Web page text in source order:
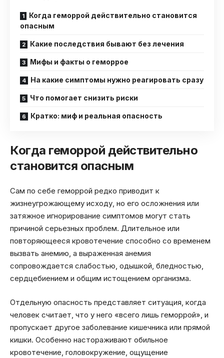
Когда геморрой действительно становится
опасным
Какие последствия бывают без лечения
Мифы и факты о геморрое
На какие симптомы нужно реагировать сразу
Что помогает снизить риски
Кратко: миф и реальная опасность
Когда геморрой действительно
становится опасным
Сам по себе геморрой редко приводит к
жизнеугрожающему исходу, но его осложнения или
затяжное игнорирование симптомов могут стать
причиной серьезных проблем. Длительное или
повторяющееся кровотечение способно со временем
вызвать анемию, а выраженная анемия
сопровождается слабостью, одышкой, бледностью,
сердцебиением и общим истощением организма.
Отдельную опасность представляет ситуация, когда
человек считает, что у него «всего лишь геморрой», и
пропускает другое заболевание кишечника или прямой
кишки. Особенно настораживают обильное
кровотечение, головокружение, ощущение